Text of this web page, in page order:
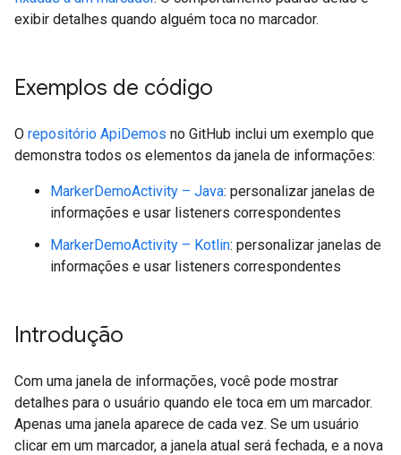
exibir detalhes quando alguém toca no marcador.
Exemplos de código
O repositório ApiDemos no GitHub inclui um exemplo que
demonstra todos os elementos da janela de informações:
MarkerDemoActivity – Java: personalizar janelas de
informações e usar listeners correspondentes
MarkerDemoActivity – Kotlin: personalizar janelas de
informações e usar listeners correspondentes
Introdução
Com uma janela de informações, você pode mostrar
detalhes para o usuário quando ele toca em um marcador.
Apenas uma janela aparece de cada vez. Se um usuário
clicar em um marcador, a janela atual será fechada, e a nova